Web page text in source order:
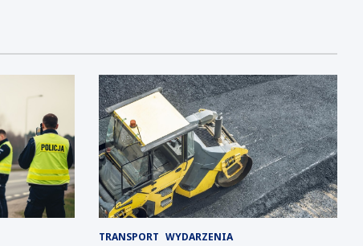
TRANSPORT WYDARZENIA